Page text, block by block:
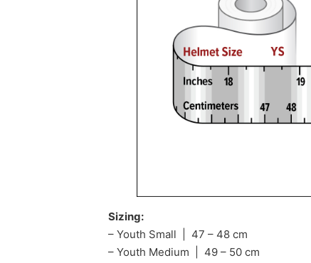
Sizing:
– Youth Small | 47 – 48 cm
– Youth Medium | 49 – 50 cm